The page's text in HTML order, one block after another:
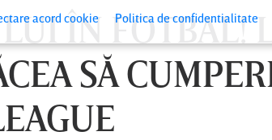
ÎN FOTBAL!
SĂ
acord cookie Politica de confidentialitate